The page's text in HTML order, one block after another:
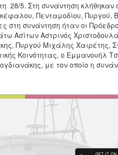
28/5. Στη συνάντηση κλήθηκαν
Πενταμοδίου, Πυργού,
στη συνάντηση ήταν οι
Ασίτων Αστρινός
Πυργού Μιχάλης Χαιρέτης,
Κοινότητας, ο Εμμανουήλ
με τον οποίο η